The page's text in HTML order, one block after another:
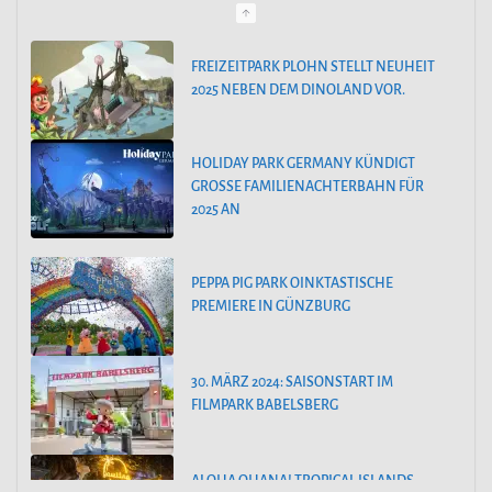
HOLIDAY PARK GERMANY KÜNDIGT
GROSSE FAMILIENACHTERBAHN FÜR 2
PEPPA PIG PARK OINKTASTISCHE
PREMIERE IN GÜNZBURG
30. MÄRZ 2024: SAISONSTART IM
FILMPARK BABELSBERG
ALOHA OHANA! TROPICAL ISLANDS
BEGRÜSST HAWAII
55 JAHRE FREIZEIT-LAND GEISELWIND: NEUE ABENTEUER,